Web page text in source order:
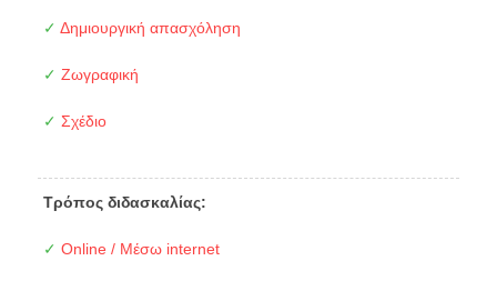
✓ Δημιουργική απασχόληση
✓ Ζωγραφική
✓ Σχέδιο
Τρόπος διδασκαλίας:
✓ Online / Μέσω internet